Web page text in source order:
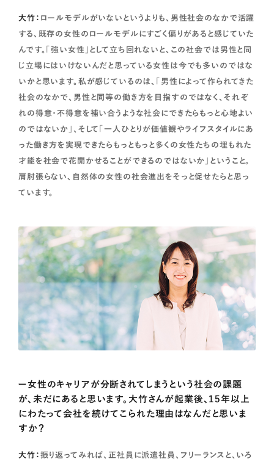
大竹： ロールモデルがいないというよりも、男性社会のなかで活躍
する、既存の女性のロールモデルにすごく偏りがあると感じていた
んです。「強い女性」として立ち回れないと、この社会では男性と同
じ立場にはいけないんだと思っている女性は今でも多いのではな
いかと思います。私が感じているのは、「男性によって作られてきた
社会のなかで、男性と同等の働き方を目指すのではなく、それぞ
れの得意・不得意を補い合うような社会にできたらもっと心地よい
のではないか」、そして「一人ひとりが価値観やライフスタイルにあ
った働き方を実現できたらもっともっと多くの女性たちの埋もれた
才能を社会で花開かせることができるのではないか」ということ。
肩肘張らない、自然体の女性の社会進出をそっと促せたらと思っ
ています。
ー女性のキャリアが分断されてしまうという社会の課題
が、未だにあると思います。大竹さんが起業後、15年以上
にわたって会社を続けてこられた理由はなんだと思いま
すか？
大竹： 振り返ってみれば、正社員に派遣社員、フリーランスと、いろ